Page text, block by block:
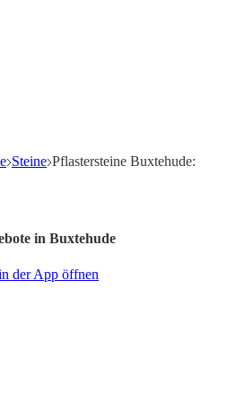
Steine Pflastersteine Buxtehude:
in Buxtehude
der App öffnen